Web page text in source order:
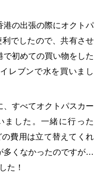
港の出張の際にオクトパ
でしたので、共有させ
初めての買い物をした
レブンで水を買いまし
すべてオクトパスカー
ました。一緒に行った
費用は立て替えてくれ
多くなかったのですが…
た！